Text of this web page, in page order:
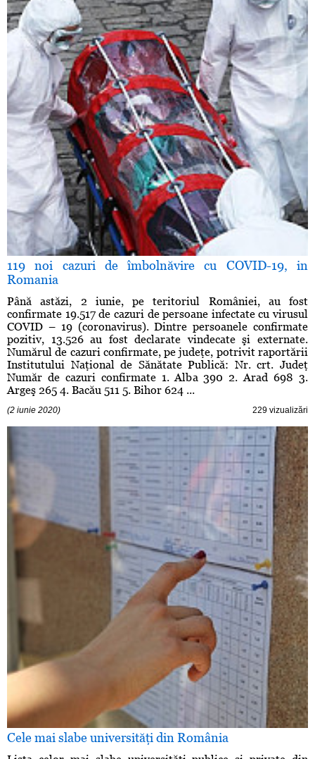
119 noi cazuri de îmbolnăvire cu COVID-19, in
Romania
Până astăzi, 2 iunie, pe teritoriul României, au fost
confirmate 19.517 de cazuri de persoane infectate cu virusul
COVID – 19 (coronavirus). Dintre persoanele confirmate
pozitiv, 13.526 au fost declarate vindecate şi externate.
Numărul de cazuri confirmate, pe judeţe, potrivit raportării
Institutului Naţional de Sănătate Publică: Nr. crt. Judeţ
Număr de cazuri confirmate 1. Alba 390 2. Arad 698 3.
Argeş 265 4. Bacău 511 5. Bihor 624 ...
(2 iunie 2020) 229 vizualizări
Cele mai slabe universităţi din România